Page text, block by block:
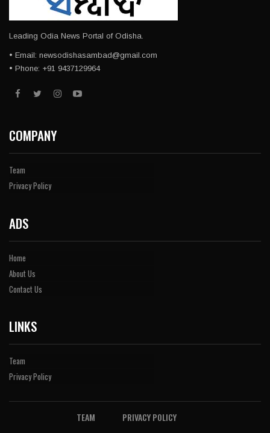
Leading Odia News Portal of Odisha.
• Email: newsodishasambad@gmail.com
• Phone: +91 9437129964
COMPANY
Team
Privacy Policy
ADS
Home
About Us
Contact Us
LINKS
Team
Privacy Policy
TEAM PRIVACY POLICY